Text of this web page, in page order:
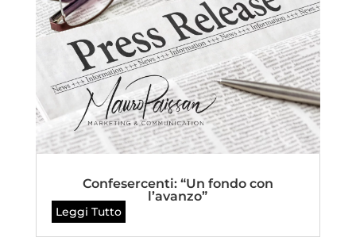
Confesercenti: “Un fondo con
l’avanzo”
Leggi Tutto